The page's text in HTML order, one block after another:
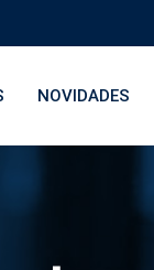
NOVIDADES